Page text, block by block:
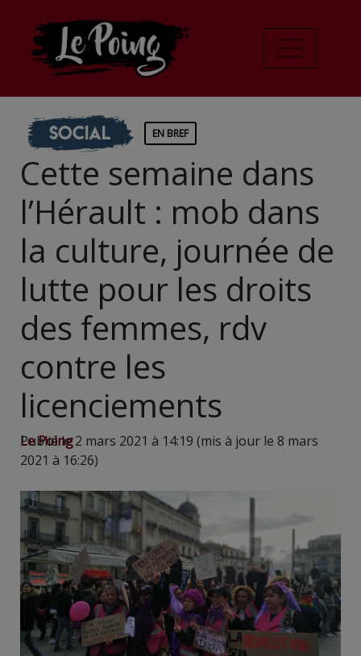
Social EN BREF
Cette semaine dans
l’Hérault : mob dans
la culture, journée de
lutte pour les droits
des femmes, rdv
contre les
licenciements
Le Poing
Publié le 2 mars 2021 à 14:19 (mis à jour le 8 mars
2021 à 16:26)